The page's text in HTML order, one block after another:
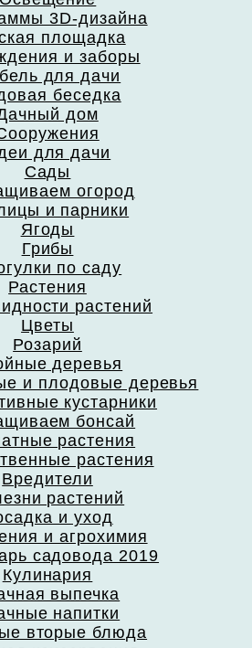
3D-дизайна
площадка
и заборы
для дачи
беседка
дом
для дачи
Сады
огород
и парники
Ягоды
Грибы
по саду
Растения
растений
Цветы
Розарий
деревья
и плодовые деревья
кустарники
бонсай
растения
растения
Вредители
растений
и уход
и агрохимия
садовода 2019
Кулинария
выпечка
напитки
вторые блюда